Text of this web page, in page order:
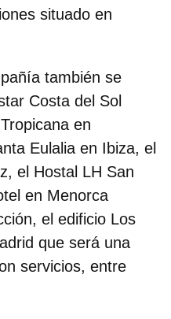
situado en
también se
Costa del Sol
en
Eulalia en Ibiza, el
el Hostal LH San
en Menorca
el edificio Los
que será una
servicios, entre